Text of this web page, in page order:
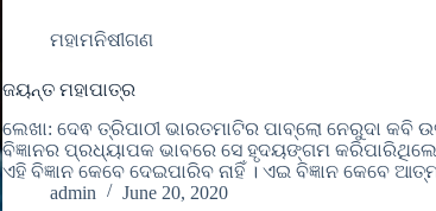
ମହାମନିଷୀଗଣ
ଜୟନ୍ତ ମହାପାତ୍ର
ଲେଖା: ଦେଵ ତ୍ରିପାଠୀ ଭାରତମାଟିର ପାବ୍ଲୋ ନେରୁଦା କବି
ବିଜ୍ଞାନର ପ୍ରଧ୍ୟାପକ ଭାବରେ ସେ ହୃଦୟଙ୍ଗମ କରିପାରିଥିଲେ
ଏହି ବିଜ୍ଞାନ କେବେ ଦେଇପାରିବ ନାହିଁ । ଏଇ ବିଜ୍ଞାନ କେବେ
admin
June 20, 2020